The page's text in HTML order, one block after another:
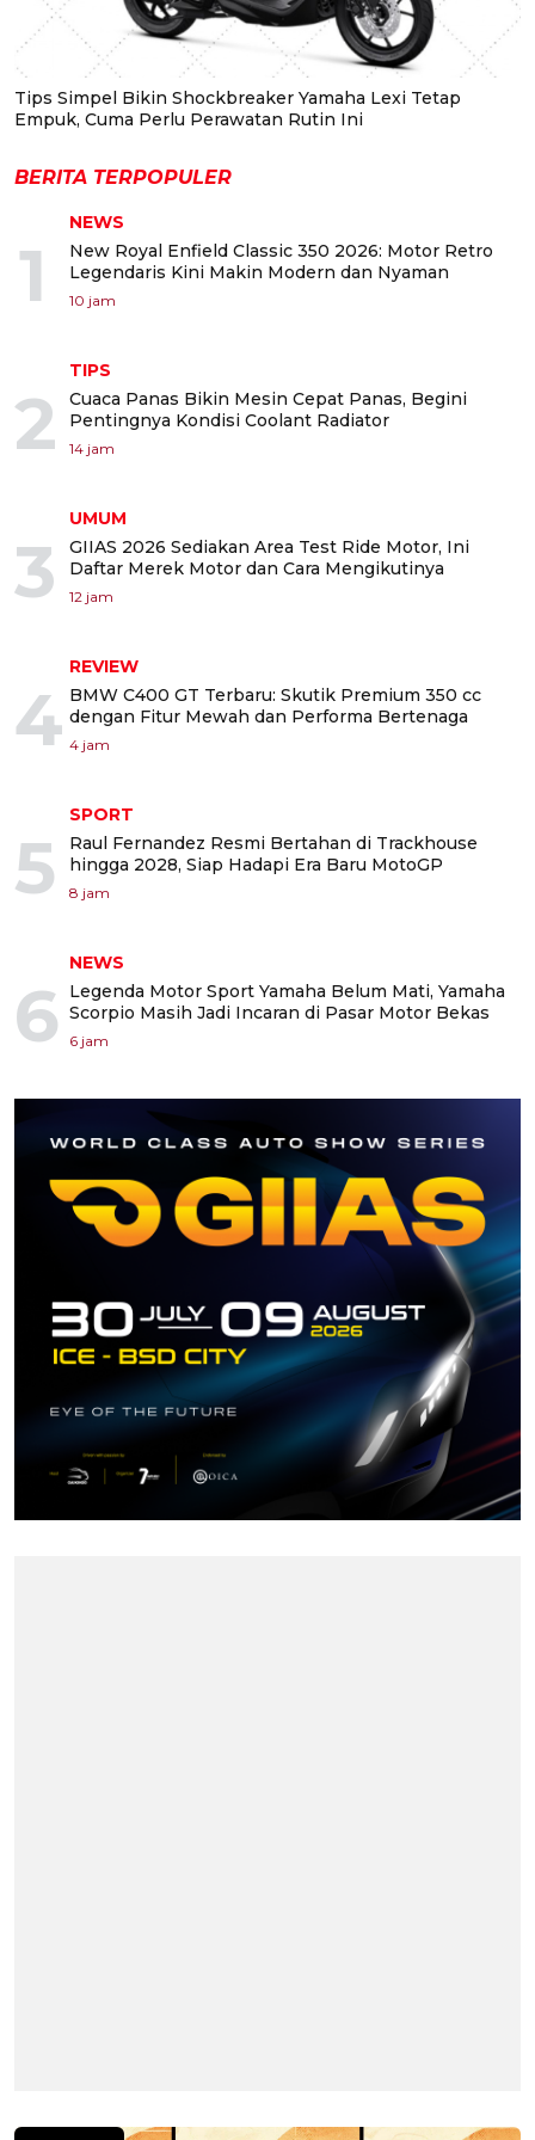
Tips Simpel Bikin Shockbreaker Yamaha Lexi Tetap
Empuk, Cuma Perlu Perawatan Rutin Ini
BERITA TERPOPULER
1
NEWS
New Royal Enfield Classic 350 2026: Motor Retro
Legendaris Kini Makin Modern dan Nyaman
10 jam
2
TIPS
Cuaca Panas Bikin Mesin Cepat Panas, Begini
Pentingnya Kondisi Coolant Radiator
14 jam
3
UMUM
GIIAS 2026 Sediakan Area Test Ride Motor, Ini
Daftar Merek Motor dan Cara Mengikutinya
12 jam
4
REVIEW
BMW C400 GT Terbaru: Skutik Premium 350 cc
dengan Fitur Mewah dan Performa Bertenaga
4 jam
5
SPORT
Raul Fernandez Resmi Bertahan di Trackhouse
hingga 2028, Siap Hadapi Era Baru MotoGP
8 jam
6
NEWS
Legenda Motor Sport Yamaha Belum Mati, Yamaha
Scorpio Masih Jadi Incaran di Pasar Motor Bekas
6 jam